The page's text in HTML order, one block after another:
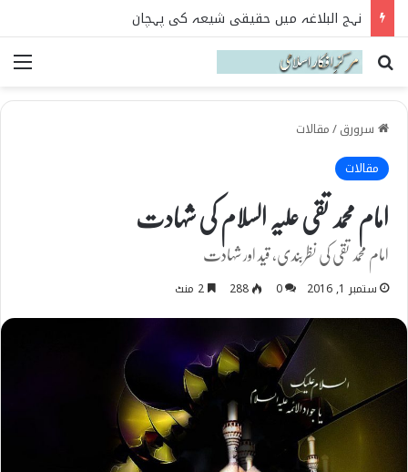
نہج البلاغہ میں حقیقی شیعہ کی پہچان
Search for
سرورق/مقالات
مقالات
امام محمد تقی علیہ السلام کی شہادت
امام محمد تقی کی نظربندی، قید اور شہادت
ستمبر 1, 2016 0
288